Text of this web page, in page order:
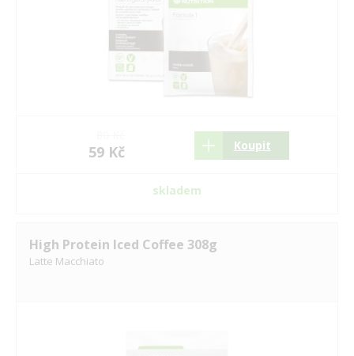
59 Kč Koupit
skladem
High Protein Iced Coffee 308g
Latte Macchiato